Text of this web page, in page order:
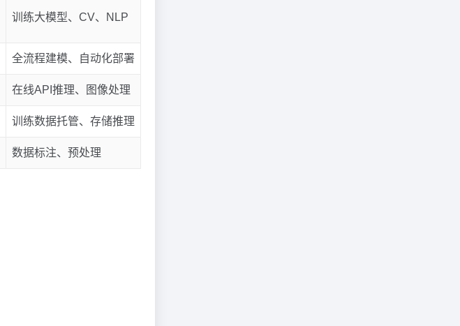
训练大模型、CV、NLP
全流程建模、自动化部署
在线API推理、图像处理
训练数据托管、存储推理
数据标注、预处理